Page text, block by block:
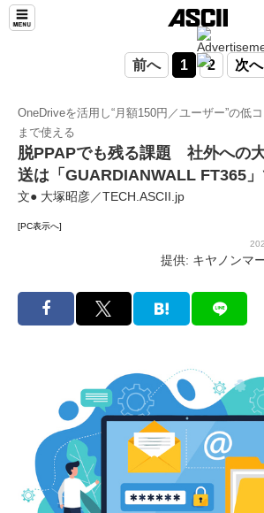
前へ 1 2 次へ
OneDriveを活用し“月額150円／ユーザー”の低
まで使える
脱PPAPでも残る課題 社外への
送は「GUARDIANWALL FT365
文● 大塚昭彦／TECH.ASCII.jp
[PC表示へ]
提供: キヤノンマ